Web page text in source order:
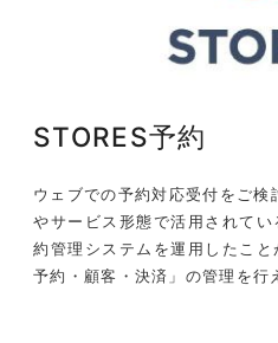
STORES予約
ウェブでの予約対応受付をご
やサービス形態で活用されて
約管理システムを運用したこと
予約・顧客・決済」の管理を行